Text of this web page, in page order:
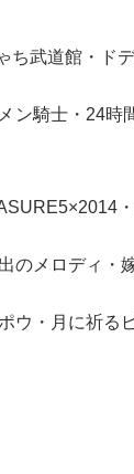
武道館・ドデ
間テレ
・まる
ィ・嫁が
ピエロ・